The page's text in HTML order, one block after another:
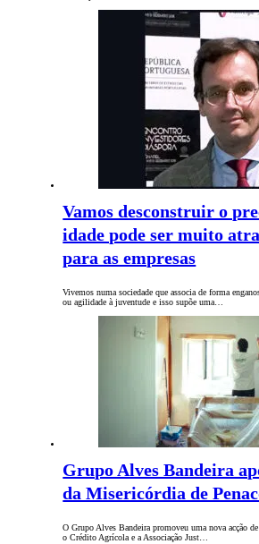
Vamos desconstruir o
idade pode ser muito
para as empresas
Vivemos numa sociedade que associa de forma
ou agilidade à juventude e isso supõe uma…
Grupo Alves Bandeira
da Misericórdia de
O Grupo Alves Bandeira promoveu uma nova acção
o Crédito Agrícola e a Associação Just…